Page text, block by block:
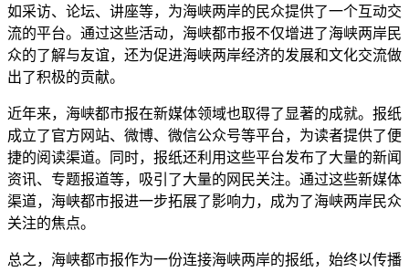
如采访、论坛、讲座等，为海峡两岸的民众提供了一个互动交
流的平台。通过这些活动，海峡都市报不仅增进了海峡两岸民
众的了解与友谊，还为促进海峡两岸经济的发展和文化交流做
出了积极的贡献。
近年来，海峡都市报在新媒体领域也取得了显著的成就。报纸
成立了官方网站、微博、微信公众号等平台，为读者提供了便
捷的阅读渠道。同时，报纸还利用这些平台发布了大量的新闻
资讯、专题报道等，吸引了大量的网民关注。通过这些新媒体
渠道，海峡都市报进一步拓展了影响力，成为了海峡两岸民众
关注的焦点。
总之，海峡都市报作为一份连接海峡两岸的报纸，始终以传播